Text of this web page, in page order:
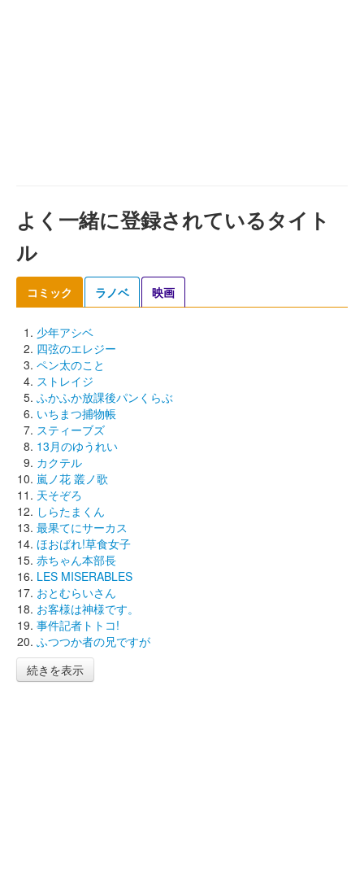
よく一緒に登録されているタイト
ル
コミック ラノベ 映画
少年アシベ
四弦のエレジー
ペン太のこと
ストレイジ
ふかふか放課後パンくらぶ
いちまつ捕物帳
スティーブズ
13月のゆうれい
カクテル
嵐ノ花 叢ノ歌
天そぞろ
しらたまくん
最果てにサーカス
ほおばれ!草食女子
赤ちゃん本部長
LES MISERABLES
おとむらいさん
お客様は神様です。
事件記者トトコ!
ふつつか者の兄ですが
続きを表示